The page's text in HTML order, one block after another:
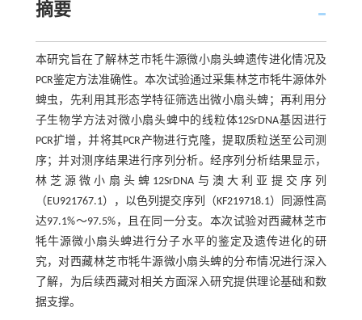
摘要
本研究旨在了解林芝市牦牛源微小扇头蜱遗传进化情况及
PCR鉴定方法准确性。本次试验通过采集林芝市牦牛源体外
蜱虫，先利用其形态学特征筛选出微小扇头蜱；再利用分
子生物学方法对微小扇头蜱中的线粒体12SrDNA基因进行
PCR扩增，并将其PCR产物进行克隆，提取质粒送至公司测
序；并对测序结果进行序列分析。经序列分析结果显示，
林芝源微小扇头蜱12SrDNA与澳大利亚提交序列
（EU921767.1），以色列提交序列（KF219718.1）同源性高
达97.1%～97.5%，且在同一分支。本次试验对西藏林芝市
牦牛源微小扇头蜱进行分子水平的鉴定及遗传进化的研
究，对西藏林芝市牦牛源微小扇头蜱的分布情况进行深入
了解，为后续西藏对相关方面深入研究提供理论基础和数
据支撑。